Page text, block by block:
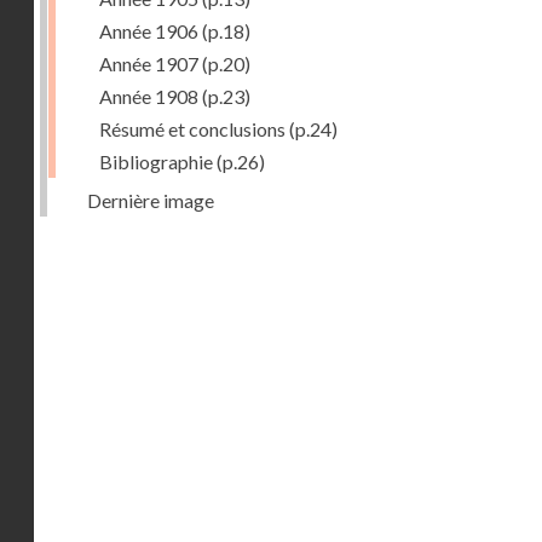
Année 1906 (p.18)
Année 1907(p.20)
Année 1908 (p.23)
Résumé et conclusions (p.24)
Bibliographie(p.26)
Dernière image